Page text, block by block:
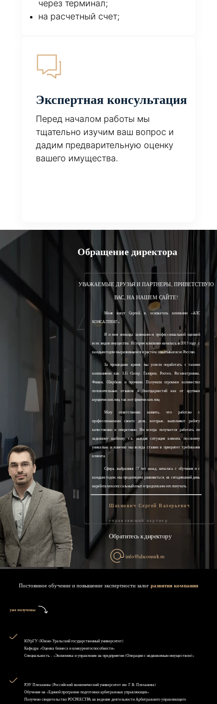
через терминал;
на расчетный счет;
Экспертная консультация
Перед началом работы мы
тщательно изучим ваш вопрос и
дадим предварительную оценку
вашего имущества.
Обращение директора
УВАЖАЕМЫЕ ДРУЗЬЯ И ПАРТНЕРЫ, ПРИВЕТСТВУЮ
ВАС, НА НАШЕМ САЙТЕ!
Меня зовут Сергей, я, основатель компании «АЛС
КОНСАЛТИНГ».
Я и моя команда занимаемся профессиональной оценкой
всех видов имущества. История компании началась в 2013 году, с
каждым годом мы развиваемся и растём, охватывая всю Россию.
За прошедшее время, мы успели поработать с такими
компаниями как: LG Group, Газпром, Ростех, Росэлектроника,
Финам, Сбербанк и прочими. Получили огромное количество
положительных отзывов и благодарностей как от крупных
юридических лиц, так и от физических лиц.
Могу ответственно заявить, что работаю с
профессионалами своего дела, которые, выполняют работу
качественно и оперативно. Ни всегда получается работать по
заданному шаблону, т.к. каждая ситуация клиента, по-своему
уникальна и конечно мы всегда ставим в приоритет требования
клиента.
Сфера, выбранная 15 лет назад, началась с обучения и с
каждым годом, мы продолжаем развиваться, на сегодняшний день
наработали колоссальный опыт и продолжаем его получать.
Шахнович Сергей Валерьевич
управляющий партнер
Обратитесь к директору
info@alsconsult.ru
Постоянное обучение и повышение экспертности залог развития компании
уже получены
ЮУрГУ (Южно-Уральский государственный университет)
Кафедра «Оценка бизнеса и конкурентоспособности»
Специальность - «Экономика и управление на предприятии (Операции с недвижимым имуществом)»
РЭУ Плеханова (Российский экономический университет им. Г.В. Плеханова)
Обучение на «Единой программе подготовки арбитражных управляющих»
Получено свидетельство РОСРЕЕСТРА на ведение деятельности Арбитражного управляющего